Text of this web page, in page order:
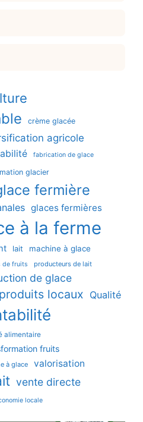
crème glacée
agricole
fabrication de glace
glacier
fermière
glaces fermières
à la ferme
lait machine à glace
de fruits producteurs de lait
de glace
produits locaux Qualité
alimentaire
fruits
à glace valorisation
vente directe
locale